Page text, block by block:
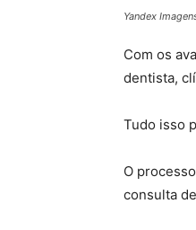
Yandex
Com os
dentista,
Tudo isso
O
consulta